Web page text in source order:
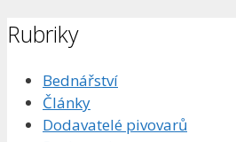
Rubriky
Bednářství
Články
Dodavatelé pivovarů